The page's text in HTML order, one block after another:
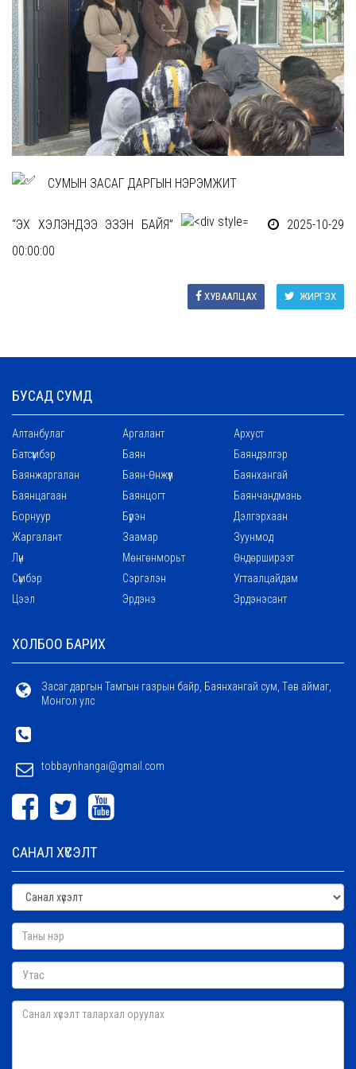
СУМЫН ЗАСАГ ДАРГЫН НЭРЭМЖИТ
“ЭХ ХЭЛЭНДЭЭ ЭЗЭН БАЙЯ”
2025-10-29
00:00:00
ЖИРГЭХ
ХУВААЛЦАХ
БУСАД СУМД
Алтанбулаг Аргалант
Архуст
Батсүмбэр
Баян
Баяндэлгэр
Баянжаргалан
Баян-Өнжүүл
Баянхангай
Баянцагаан
Баянцогт
Баянчандмань
Борнуур
Бүрэн
Дэлгэрхаан
Жаргалант
Заамар
Зуунмод
Лүн
Мөнгөнморьт
Өндөрширээт
Сүмбэр
Сэргэлэн
Угтаалцайдам
Цээл
Эрдэнэ Эрдэнэсант
ХОЛБОО БАРИХ
Засаг даргын Тамгын газрын байр, Баянхангай сум, Төв аймаг,
Монгол улс
tobbaynhangai@gmail.com
САНАЛ ХҮСЭЛТ